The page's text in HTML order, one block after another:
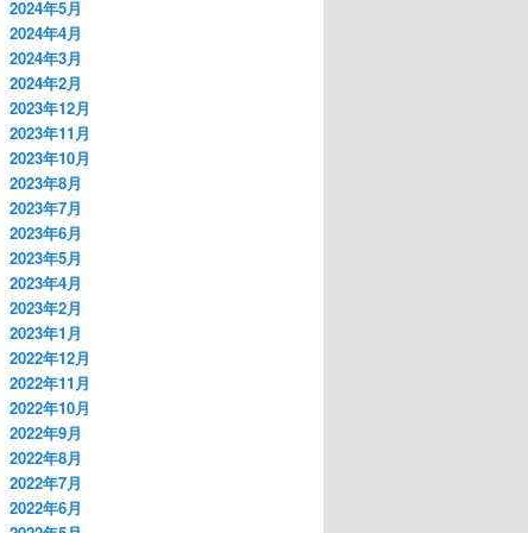
2024年5月
2024年4月
2024年3月
2024年2月
2023年12月
2023年11月
2023年10月
2023年8月
2023年7月
2023年6月
2023年5月
2023年4月
2023年2月
2023年1月
2022年12月
2022年11月
2022年10月
2022年9月
2022年8月
2022年7月
2022年6月